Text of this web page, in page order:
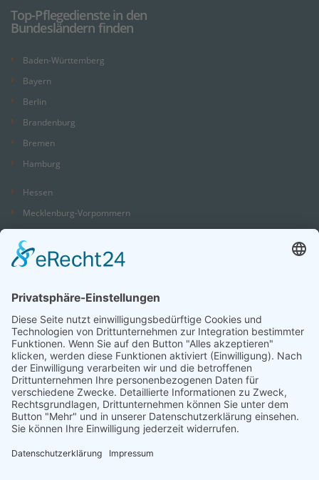
Top-Pflegedienste in den
Bundesländern finden
Baden-Württemberg
Bayern
Berlin
Brandenburg
Bremen
Hamburg
Hessen
Mecklenburg-Vorpommern
Nordrhein-Westfalen
Saarland
Sachsen
Sachsen-Anhalt
Schleswig-Holstein
Thüringen